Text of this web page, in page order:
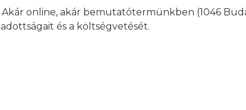
online, akár bemutatótermünkben (1046
és a költségvetését.